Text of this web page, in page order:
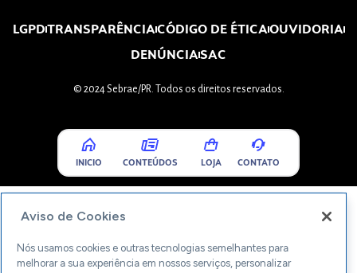
LGPDTRANSPARÊNCIACÓDIGO DE ÉTICAOUVIDORIA
DENÚNCIASAC
© 2024 Sebrae/PR. Todos os direitos reservados.
INICIO CONTEÚDOS LOJA CONTATO
Aviso de Cookies
Nós usamos cookies e outras tecnologias semelhantes para
melhorar a sua experiência em nossos serviços, personalizar